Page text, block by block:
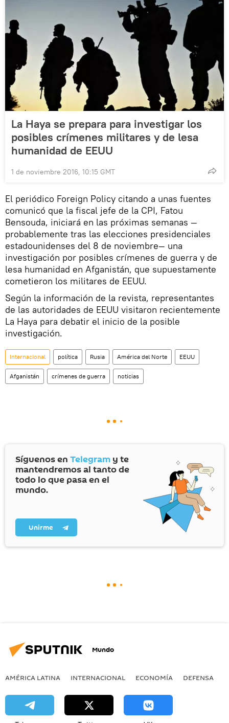
La Haya se prepara para investigar los
posibles crímenes militares y de lesa
humanidad de EEUU
1 de noviembre 2016, 10:15 GMT
El periódico Foreign Policy citando a unas fuentes
comunicó que la fiscal jefe de la CPI, Fatou
Bensouda, iniciará en las próximas semanas —
probablemente tras las elecciones presidenciales
estadounidenses del 8 de noviembre— una
investigación por posibles crímenes de guerra y de
lesa humanidad en Afganistán, que supuestamente
cometieron los militares de EEUU.
Según la información de la revista, representantes
de las autoridades de EEUU visitaron recientemente
La Haya para debatir el inicio de la posible
investigación.
Internacional política Rusia América del Norte EEUU
Afganistán crímenes de guerra noticias
Síguenos en Telegram y te
mantendremos al tanto de
todo lo que pasa en el
mundo.
Unirme
Mundo
AMÉRICA LATINA INTERNACIONAL ECONOMÍA DEFENSA